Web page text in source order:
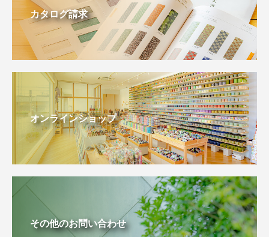
カタログ請求
オンラインショップ
その他のお問い合わせ